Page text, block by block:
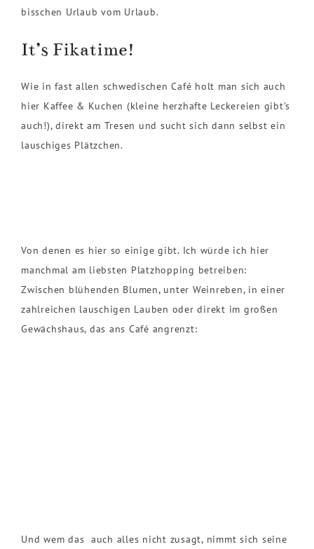
bisschen Urlaub vom Urlaub.
It’s Fikatime!
Wie in fast allen schwedischen Café holt man sich auch
hier Kaffee & Kuchen (kleine herzhafte Leckereien gibt’s
auch!), direkt am Tresen und sucht sich dann selbst ein
lauschiges Plätzchen.
Von denen es hier so einige gibt. Ich würde ich hier
manchmal am liebsten Platzhopping betreiben:
Zwischen blühenden Blumen, unter Weinreben, in einer
zahlreichen lauschigen Lauben oder direkt im großen
Gewächshaus, das ans Café angrenzt:
Und wem das auch alles nicht zusagt, nimmt sich seine